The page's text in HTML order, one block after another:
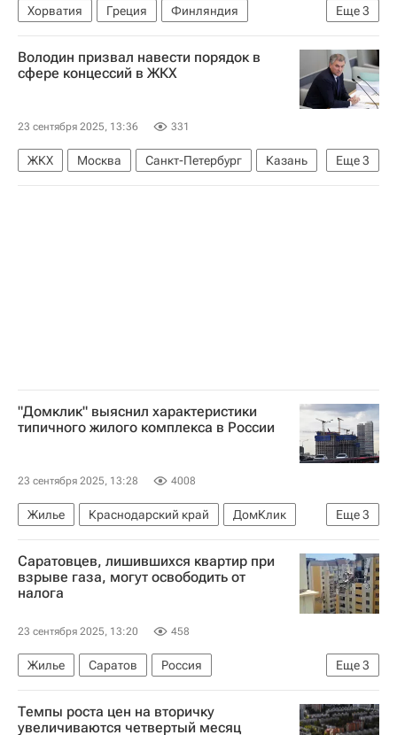
Еще3
Хорватия Греция
Финляндия
Евросоюз
Евростат Жилье
Володин призвал навести порядок в
сфере концессий в ЖКХ
23 сентября 2025, 13:36 331
Еще3
ЖКХ Москва Санкт-Петербург
Казань
Вячеслав Володин
Сергей Пахомов
"Домклик" выяснил характеристики
типичного жилого комплекса в России
23 сентября 2025, 13:28 4008
Еще3
Жилье Краснодарский край
ДомКлик
Сбербанк России
Новостройки Россия
Саратовцев, лишившихся квартир при
взрыве газа, могут освободить от
налога
23 сентября 2025, 13:20 458
Еще3
Жилье Саратов
Россия
Саратовская область
МЧС России (Министерство РФ по делам гражданской обороны, чрезвычайным ситуациям и ликвидации последствий стихийных бедствий)
Темпы роста цен на вторичку
увеличиваются четвертый месяц